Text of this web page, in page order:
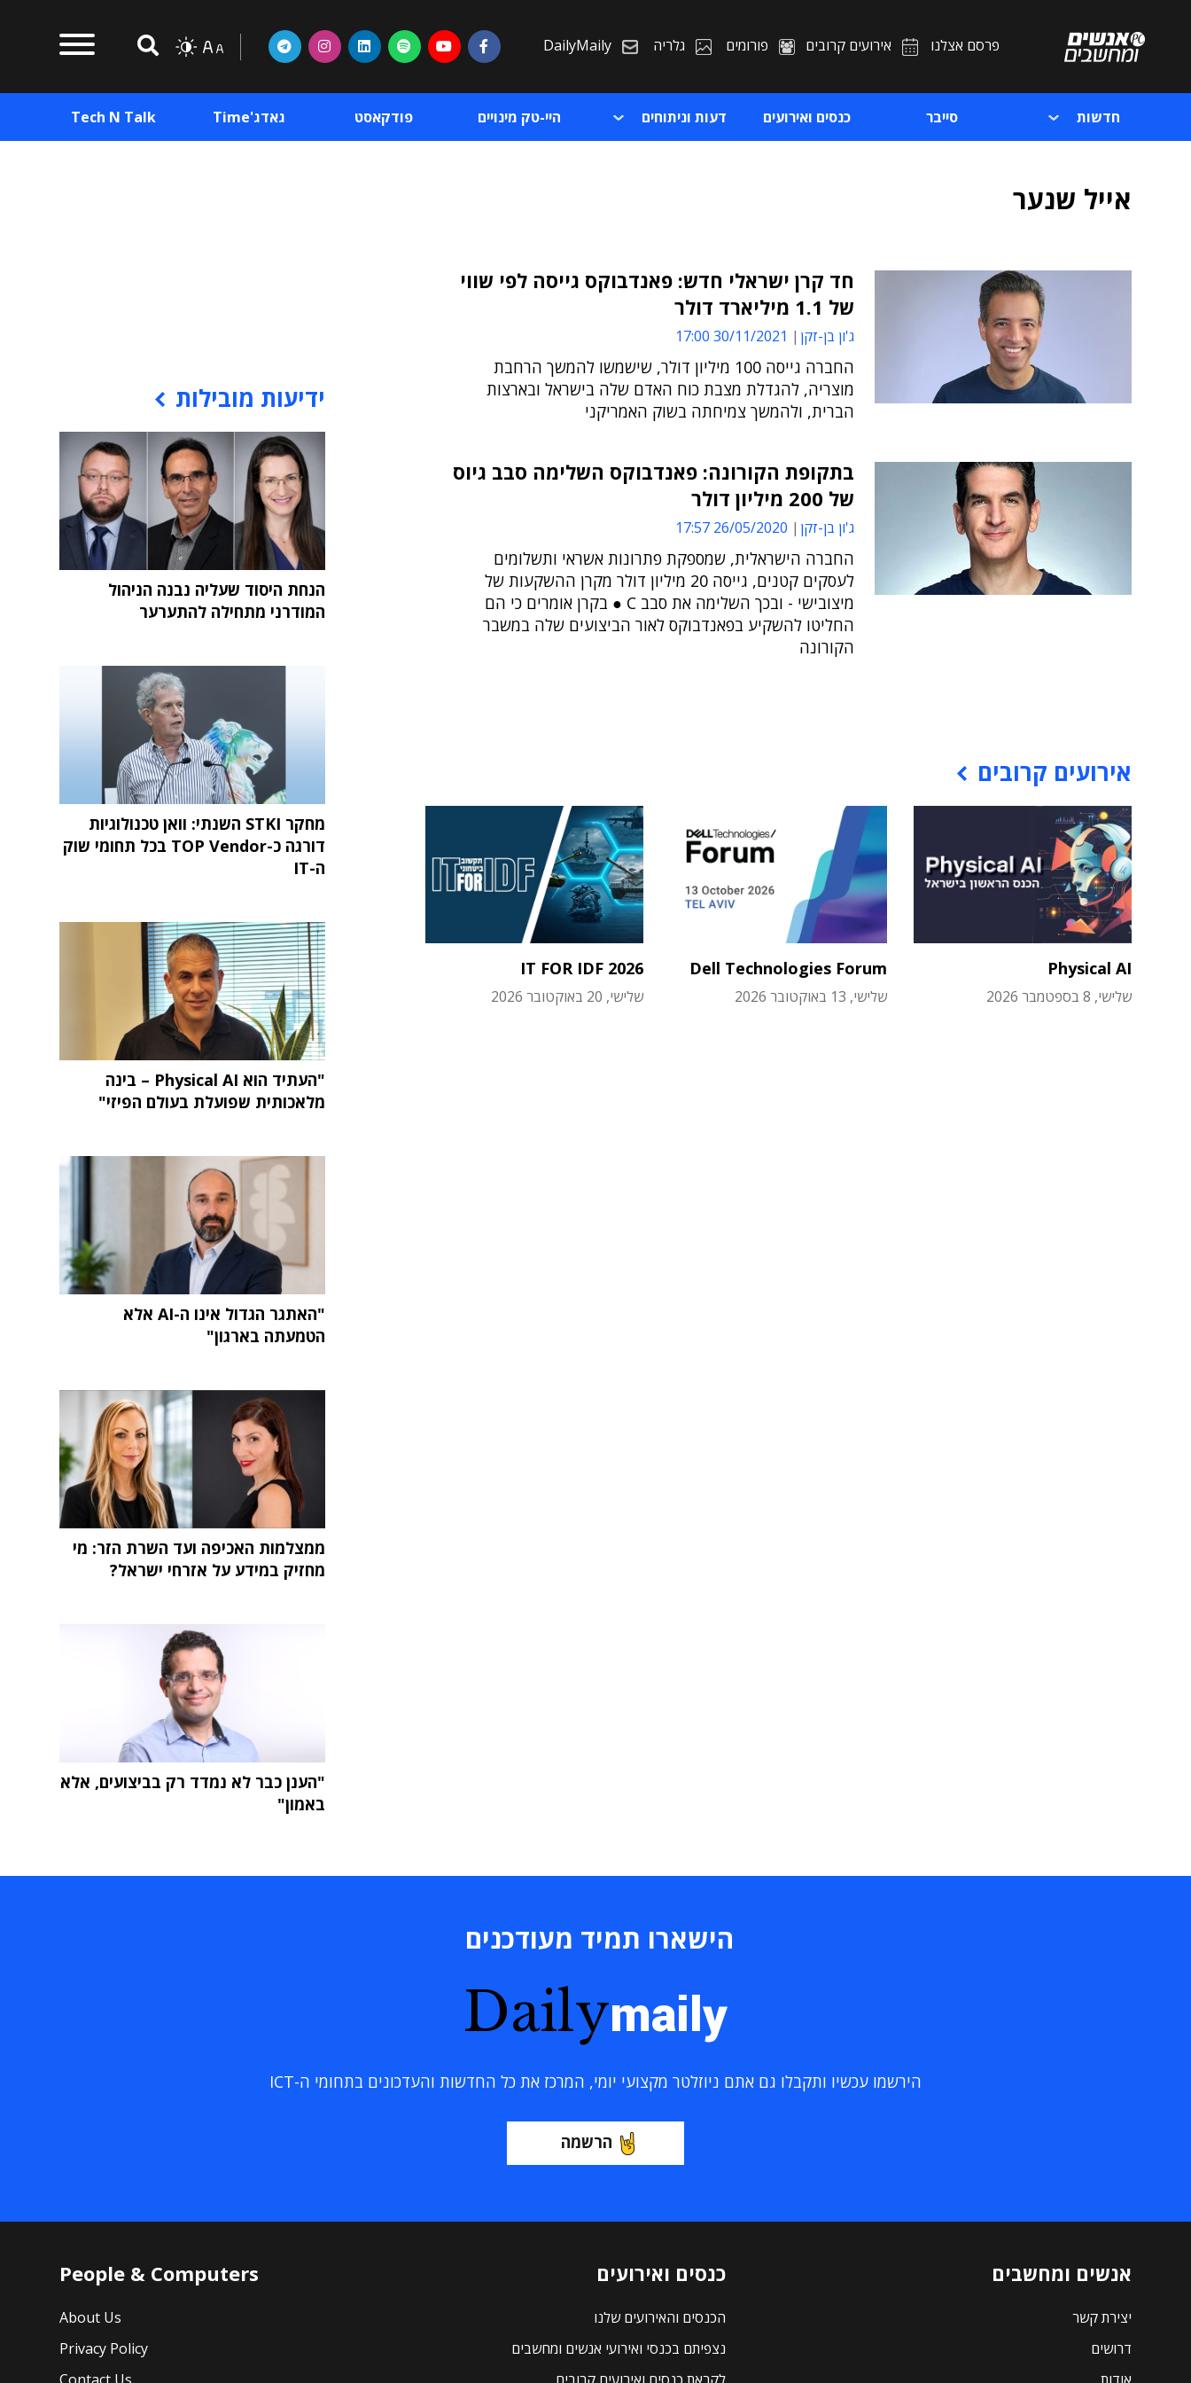
פרסם אצלנו אירועים קרובים פורומים גלריה DailyMaily
חדשות סייבר כנסים ואירועים דעות וניתוחים היי-טק מינויים פודקאסט גאדג'Time Tech N Talk
אייל שנער
חד קרן ישראלי חדש: פאנדבוקס גייסה לפי שווי
של 1.1 מיליארד דולר
ג'ון בן-זקן 30/11/2021 17:00
החברה גייסה 100 מיליון דולר, שישמשו להמשך הרחבת
מוצריה, להגדלת מצבת כוח האדם שלה בישראל ובארצות
הברית, ולהמשך צמיחתה בשוק האמריקני
בתקופת הקורונה: פאנדבוקס השלימה סבב גיוס
של 200 מיליון דולר
ג'ון בן-זקן 26/05/2020 17:57
החברה הישראלית, שמספקת פתרונות אשראי ותשלומים
לעסקים קטנים, גייסה 20 מיליון דולר מקרן ההשקעות של
מיצובישי - ובכך השלימה את סבב C ● בקרן אומרים כי הם
החליטו להשקיע בפאנדבוקס לאור הביצועים שלה במשבר
הקורונה
אירועים קרובים
Physical AI
שלישי, 8 בספטמבר 2026
Dell Technologies Forum
שלישי, 13 באוקטובר 2026
IT FOR IDF 2026
שלישי, 20 באוקטובר 2026
ידיעות מובילות
הנחת היסוד שעליה נבנה הניהול
המודרני מתחילה להתערער
מחקר STKI השנתי: וואן טכנולוגיות
דורגה כ-TOP Vendor בכל תחומי שוק
ה-IT
"העתיד הוא Physical AI – בינה
מלאכותית שפועלת בעולם הפיזי"
"האתגר הגדול אינו ה-AI אלא
הטמעתה בארגון"
ממצלמות האכיפה ועד השרת הזר: מי
מחזיק במידע על אזרחי ישראל?
"הענן כבר לא נמדד רק בביצועים, אלא
באמון"
הישארו תמיד מעודכנים
Dailymaily
הירשמו עכשיו ותקבלו גם אתם ניוזלטר מקצועי יומי, המרכז את כל החדשות והעדכונים בתחומי ה-ICT
הרשמה
אנשים ומחשבים
יצירת קשר
דרושים
כנסים ואירועים
הכנסים והאירועים שלנו
נצפיתם בכנסי ואירועי אנשים ומחשבים
People & Computers
About Us
Privacy Policy